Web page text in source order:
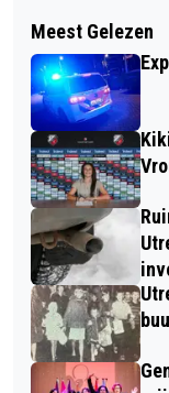
UTRECHT
GEESINK
DOS
10
UTRECHT
Meest Gelezen